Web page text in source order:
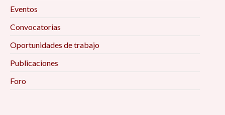
Eventos
Convocatorias
Oportunidades de trabajo
Publicaciones
Foro